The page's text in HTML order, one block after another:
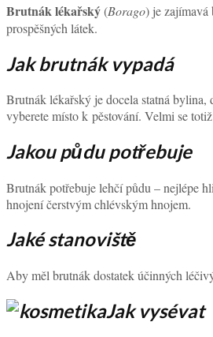
Brutnák lékařský(Borago) je zajímavá
prospěšných látek.
Jak brutnák vypadá
Brutnák lékařský je docela statná
vyberete místo k pěstování. Velmi se
Jakou půdu potřebuje
Brutnák potřebuje lehčí půdu – nejlépe
hnojení čerstvým chlévským hnojem.
Jaké stanoviště
Aby měl brutnák dostatek účinných
Jak vysévat